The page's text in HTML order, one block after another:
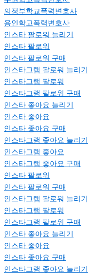
의정부학교폭력변호사
용인학교폭력변호사
인스타 팔로워 늘리기
인스타 팔로워
인스타 팔로워 구매
인스타그램 팔로워 늘리기
인스타그램 팔로워
인스타그램 팔로워 구매
인스타 좋아요 늘리기
인스타 좋아요
인스타 좋아요 구매
인스타그램 좋아요 늘리기
인스타그램 좋아요
인스타그램 좋아요 구매
인스타 팔로워
인스타 팔로워 구매
인스타그램 팔로워 늘리기
인스타그램 팔로워
인스타그램 팔로워 구매
인스타 좋아요 늘리기
인스타 좋아요
인스타 좋아요 구매
인스타그램 좋아요 늘리기